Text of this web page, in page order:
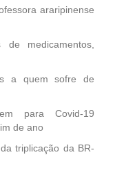
araripinense
medicamentos,
a quem sofre de
para Covid-19
de ano
triplicação da BR-